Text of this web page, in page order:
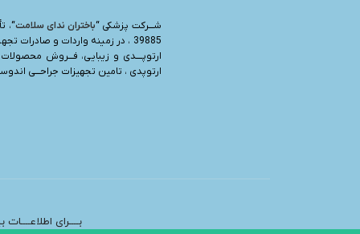
شـــرکت پزشکی “باختران ندای سلامت
39885 ، در زمینه واردات و صادرات
ارتوپــــدی و زیبایی، فـــروش
ارتوپدی ، تامین تجهیزات جراحـــی
بــــرای